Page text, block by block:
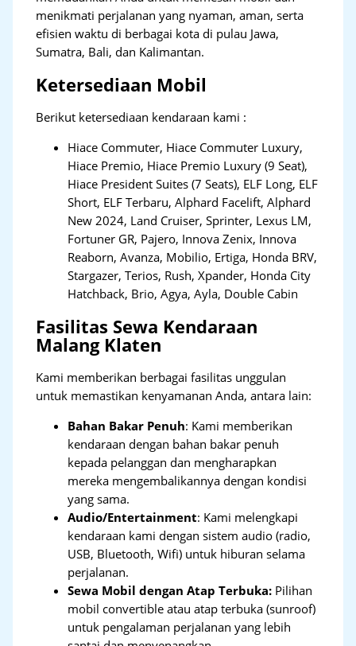
menikmati perjalanan yang nyaman, aman, serta
efisien waktu di berbagai kota di pulau Jawa,
Sumatra, Bali, dan Kalimantan.
Ketersediaan Mobil
Berikut ketersediaan kendaraan kami :
Hiace Commuter, Hiace Commuter Luxury,
Hiace Premio, Hiace Premio Luxury (9 Seat),
Hiace President Suites (7 Seats), ELF Long, ELF
Short, ELF Terbaru, Alphard Facelift, Alphard
New 2024, Land Cruiser, Sprinter, Lexus LM,
Fortuner GR, Pajero, Innova Zenix, Innova
Reaborn, Avanza, Mobilio, Ertiga, Honda BRV,
Stargazer, Terios, Rush, Xpander, Honda City
Hatchback, Brio, Agya, Ayla, Double Cabin
Fasilitas Sewa Kendaraan
Malang Klaten
Kami memberikan berbagai fasilitas unggulan
untuk memastikan kenyamanan Anda, antara lain:
Bahan Bakar Penuh: Kami memberikan
kendaraan dengan bahan bakar penuh
kepada pelanggan dan mengharapkan
mereka mengembalikannya dengan kondisi
yang sama.
Audio/Entertainment: Kami melengkapi
kendaraan kami dengan sistem audio (radio,
USB, Bluetooth, Wifi) untuk hiburan selama
perjalanan.
Sewa Mobil dengan Atap Terbuka: Pilihan
mobil convertible atau atap terbuka (sunroof)
untuk pengalaman perjalanan yang lebih